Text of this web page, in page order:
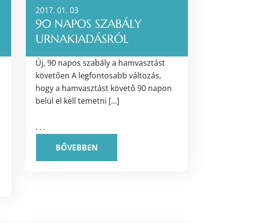
2017. 01. 03
90 NAPOS SZABÁLY
URNAKIADÁSRÓL
Új, 90 napos szabály a hamvasztást
követően A legfontosabb változás,
hogy a hamvasztást követő 90 napon
belül el kell temetni […]
. . .
BŐVEBBEN